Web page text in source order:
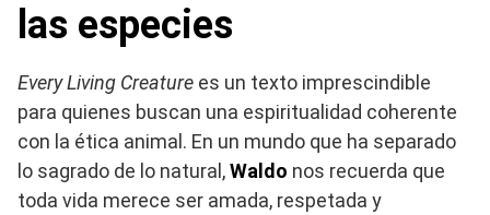
las especies
Every Living Creature es un texto imprescindible
para quienes buscan una espiritualidad coherente
con la ética animal. En un mundo que ha separado
lo sagrado de lo natural,Waldo nos recuerda que
toda vida merece ser amada, respetada y